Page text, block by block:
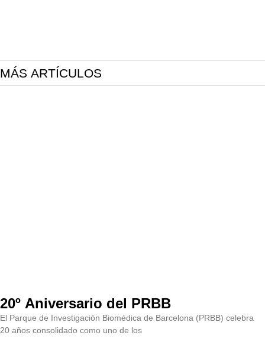
MÁS ARTÍCULOS
20º Aniversario del PRBB
El Parque de Investigación Biomédica de Barcelona (PRBB) celebra
20 años consolidado como uno de los